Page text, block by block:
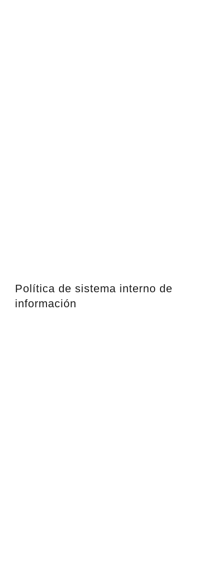
Política de sistema interno de
información